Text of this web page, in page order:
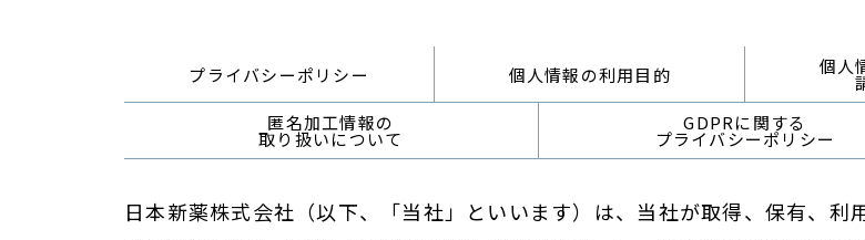
プライバシーポリシー 個人情報の利用目的 個人
匿名加工情報の
取り扱いについて
GDPRに関する
プライバシーポリシー
日本新薬株式会社（以下、「当社」といいます）は、当社が取得、保有、